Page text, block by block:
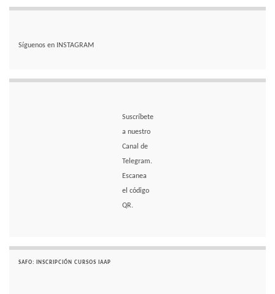
Síguenos en INSTAGRAM
Suscríbete
a nuestro
Canal de
Telegram.
Escanea
el código
QR.
SAFO: INSCRIPCIÓN CURSOS IAAP